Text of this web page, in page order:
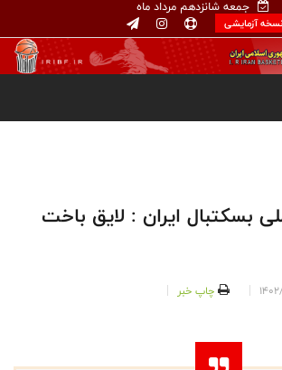
جمعه شانزدهم مرداد ماه
نسخه آزمایشی
بسکتبال ایران : لایق باخت
چاپ خبر